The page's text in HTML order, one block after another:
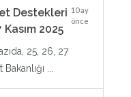
Destekleri
2025
10 ay
önce
25, 26, 27
...